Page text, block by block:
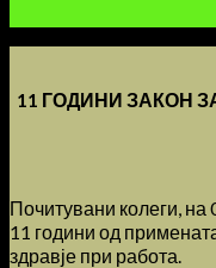
11 ГОДИНИ ЗАКОН
Почитувани колеги,
11 години од
здравје при работа.